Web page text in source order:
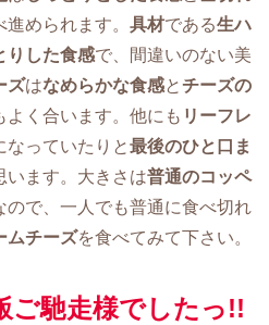
められます。 具材である生ハ
りした食感で、間違いのない美
ズはなめらかな食感とチーズの
よく合います。他にも リーフレ
なっていたりと最後のひと口ま
います。大きさは普通のコッペ
ので、一人でも普通に食べ切れ
ムチーズを食べてみて下さい。
ご馳走様でしたっ!!